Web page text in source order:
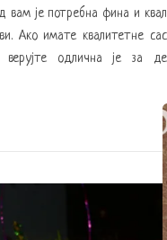
вам је потребна фина и
Ако имате квалитетне
одлична је за